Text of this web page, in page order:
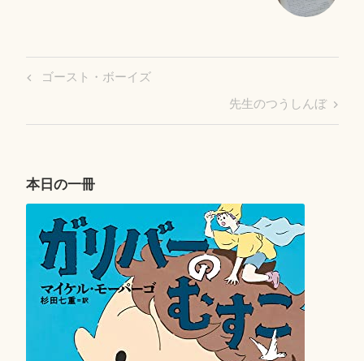
投
ー
シ
ン
Previous
ゴースト・ボーイズ
Next
Post
先生のつうしんぼ
本日の一冊